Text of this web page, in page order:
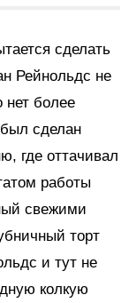
сделать
Рейнольдс не
нет более
был сделан
где оттачивал
работы
свежими
торт
и тут не
колкую